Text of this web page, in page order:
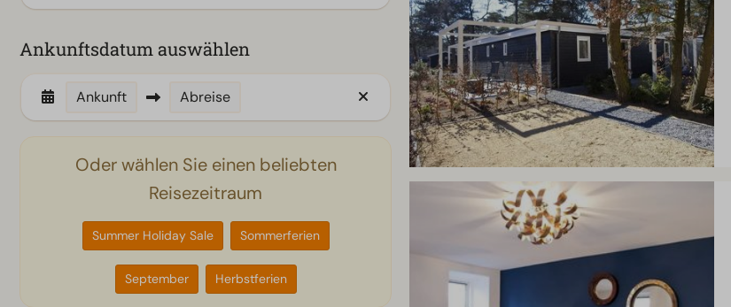
Ankunftsdatum auswählen
Ankunft Abreise
Oder wählen Sie einen beliebten
Reisezeitraum
Summer Holiday Sale Sommerferien
September Herbstferien